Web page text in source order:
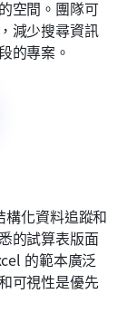
空間。團隊可
減少搜尋資訊
的專案。
構化資料追蹤和
的試算表版面
的範本廣泛
可視性是優先